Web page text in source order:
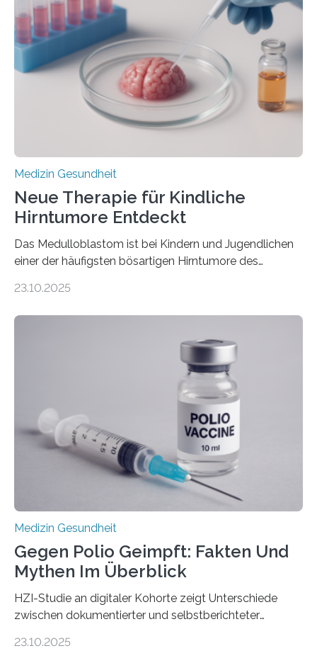
kann und wie sich durch eine Verringerung der
Herzbelastung und des oxidativen Stresses
Rhythmusstörungen reduzieren lassen. Würzburg. Die
hypertrophe Kardiomyopathie (HCM) ist die häufigste
erblich bedingte Herzerkrankung. Sie führt dazu, dass
sich die linke Herzkammer verdickt, der Herzmuskel zu
stark kontrahiert…
Medizin Gesundheit
Neue Therapie für Kindliche
Hirntumore Entdeckt
Das Medulloblastom ist bei Kindern und Jugendlichen
einer der häufigsten bösartigen Hirntumore des
Betroffenen können mit heutigen Methoden geheilt
Dringend benötigt werden zielgerichtete Therapien, die
nur Tumorschwachstellen angreifen und normales
Gewebe verschonen. Forschende um Daniel Merk vom
Hertie-Institut für klinische Hirnforschung am
Universitätsklinikum Tübingen haben eine solche
Schwachstelle im Erbgut einer Untergruppe des
Medulloblastoms gefunden. Die Wilhelm Sander-
Stiftung unterstützte das Projekt…
23.10.2025
Medizin Gesundheit
Gegen Polio Geimpft: Fakten Und
Mythen Im Überblick
HZI-Studie an digitaler Kohorte zeigt Unterschiede
zwischen dokumentierter und selbstberichteter
Kinderlähmung, ist eine ansteckende Krankheit, die
23.10.2025